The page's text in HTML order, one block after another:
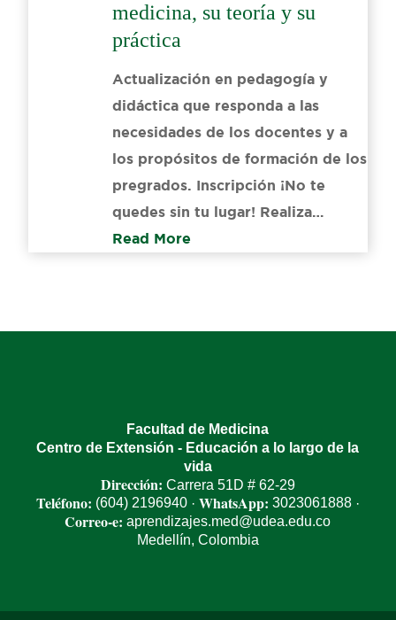
medicina, su teoría y su
práctica
Actualización en pedagogía y
didáctica que responda a las
necesidades de los docentes y a
los propósitos de formación de los
pregrados. Inscripción ¡No te
quedes sin tu lugar! Realiza…
Read More
Facultad de Medicina
Centro de Extensión - Educación a lo largo de la
vida
Dirección: Carrera 51D # 62-29
Teléfono: (604) 2196940· WhatsApp: 3023061888·
Correo-e: aprendizajes.med@udea.edu.co
Medellín, Colombia